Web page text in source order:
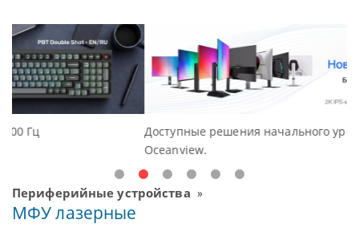
Доступные решения начального уровня, новые мониторы
Периферийные устройства »
МФУ лазерные